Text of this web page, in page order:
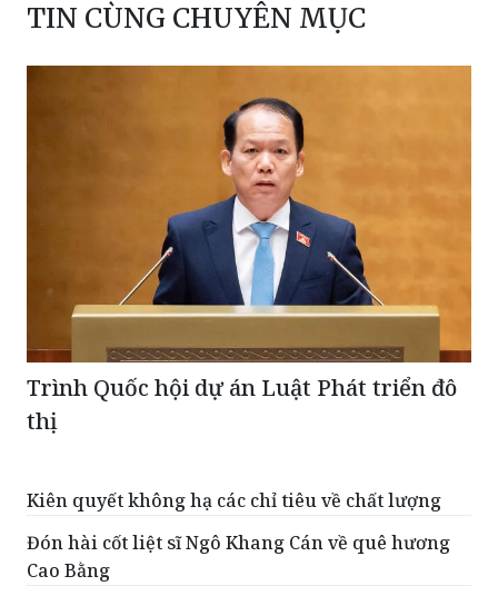
TIN CÙNG CHUYÊN MỤC
Trình Quốc hội dự án Luật Phát triển đô
thị
Kiên quyết không hạ các chỉ tiêu về chất lượng
Đón hài cốt liệt sĩ Ngô Khang Cán về quê hương
Cao Bằng